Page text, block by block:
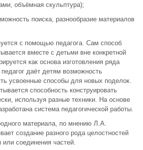
объёмная скульптура);
поиска, разнообразие материалов
с помощью педагога. Сам способ
вместе с детьми вне конкретной
как основа изготовления ряда
даёт детям возможность
усвоенные способы для новых поделок.
способность конструировать
используя разные техники. На основе
система педагогической работы.
материала, по мнению Л.А.
создание разного рода целостностей
или соединения частей.